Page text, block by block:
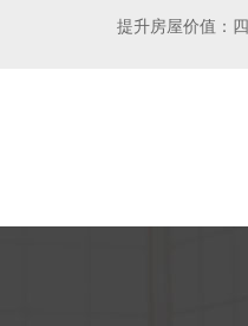
提升房屋价值：